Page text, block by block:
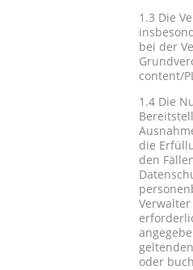
1.3 Die
bei der
content/
1.4 Die
die
den
oder